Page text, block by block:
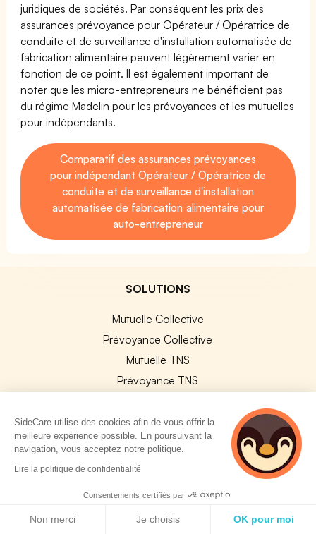
juridiques de sociétés. Par conséquent les prix des
assurances prévoyance pour Opérateur / Opératrice de
conduite et de surveillance d'installation automatisée de
fabrication alimentaire peuvent légèrement varier en
fonction de ce point. Il est également important de
noter que les micro-entrepreneurs ne bénéficient pas
du régime Madelin pour les prévoyances et les mutuelles
pour indépendants.
Comparatif des assurances prévoyances
pour indépendant Opérateur / Opératrice de
conduite et de surveillance d'installation
automatisée de fabrication alimentaire pour
auto-entrepreneur
SOLUTIONS
Mutuelle Collective
Prévoyance Collective
Mutuelle TNS
Prévoyance TNS
SideCard
SideStore
SideCare utilise des cookies afin de vous offrir la
meilleure expérience possible. En poursuivant la
navigation, vous acceptez notre politique.
Lire la politique de confidentialité
Consentements certifiés par
Non merci Je choisis OK pour moi
2 personnes
consultent
actuellement cette